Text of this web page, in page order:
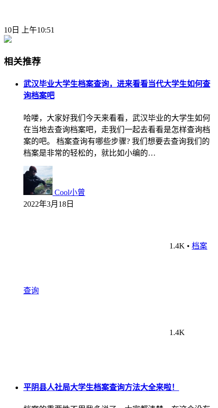
10日 上午10:51
相关推荐
武汉毕业大学生档案查询，进来看看当代大学生如何查
询档案吧
哈喽，大家好我们今天来看看，武汉毕业的大学生如何
在当地去查询档案吧，走我们一起去看看是怎样查询档
案的吧。 档案查询有哪些步骤? 我们想要去查询我们的
档案是非常的轻松的，就比如小编的…
Cool小曾
2022年3月18日
1.4K • 档案
查询
1.4K
平阴县人社局大学生档案查询方法大全来啦！